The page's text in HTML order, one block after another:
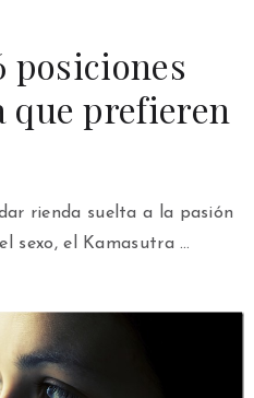
posiciones
que prefieren
rienda suelta a la pasión
sexo, el Kamasutra …